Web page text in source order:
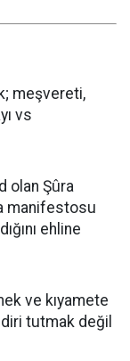
meşvereti,
vs
olan Şûra
manifestosu
ehline
ve kıyamete
tutmak değil